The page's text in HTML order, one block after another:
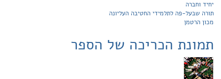
יחיד וחברה
תורה שבעל-פה לתלמידי החטיבה העליונה
מכון הרטמן
תמונת הכריכה של הספר